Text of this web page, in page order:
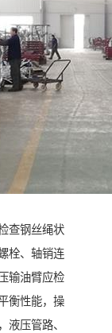
查钢丝绳状
栓、轴销连
输油臂应检
衡性能，操
液压管路、